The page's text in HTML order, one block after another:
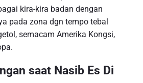
kira-kira badan dengan
pada zona dgn tempo tebal
semacam Amerika Kongsi,
saat Nasib Es Di